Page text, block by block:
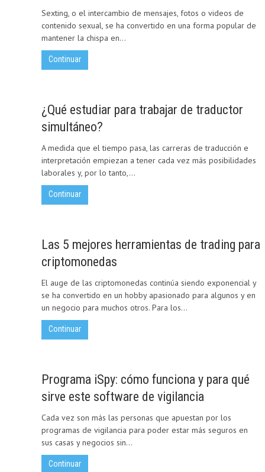
Sexting, o el intercambio de mensajes, fotos o videos de
contenido sexual, se ha convertido en una forma popular de
mantener la chispa en...
Continuar
¿Qué estudiar para trabajar de traductor
simultáneo?
A medida que el tiempo pasa, las carreras de traducción e
interpretación empiezan a tener cada vez más posibilidades
laborales y, por lo tanto,...
Continuar
Las 5 mejores herramientas de trading para
criptomonedas
El auge de las criptomonedas continúa siendo exponencial y
se ha convertido en un hobby apasionado para algunos y en
un negocio para muchos otros. Para los...
Continuar
Programa iSpy: cómo funciona y para qué
sirve este software de vigilancia
Cada vez son más las personas que apuestan por los
programas de vigilancia para poder estar más seguros en
sus casas y negocios sin...
Continuar